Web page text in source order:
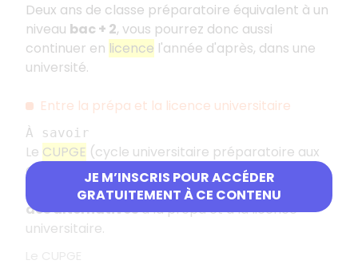
JE M’INSCRIS POUR ACCÉDER
GRATUITEMENT À CE CONTENU
Deux ans de classe préparatoire équivalent à un
niveau bac + 2, vous pourrez donc aussi
continuer en licence l'année d'après, dans une
université.
Entre la prépa et la licence universitaire
À savoir
Le CUPGE (cycle universitaire préparatoire aux
Grandes Écoles) et leCPES(cycle
pluridisciplinaire d’études supérieures) offrent
des alternativesà la prépa et à la licence
universitaire.